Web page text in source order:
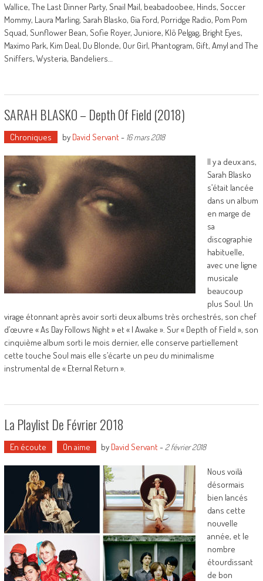
Wallice, The Last Dinner Party, Snail Mail, beabadoobee, Hinds, Soccer
Mommy, Laura Marling, Sarah Blasko, Gia Ford, Porridge Radio, Pom Pom
Squad, Sunflower Bean, Sofie Royer, Juniore, Klô Pelgag, Bright Eyes,
Maxïmo Park, Kim Deal, Du Blonde, Our Girl, Phantogram, Gift, Amyl and The
Sniffers, Wysteria, Bandeliers…
SARAH BLASKO – Depth Of Field (2018)
Chroniques by David Servant- 16 mars 2018
Il y a deux ans,
Sarah Blasko
s’était lancée
dans un album
en marge de
sa
discographie
habituelle,
avec une ligne
musicale
beaucoup
plus Soul. Un
virage étonnant après avoir sorti deux albums très orchestrés, son chef
d’œuvre « As Day Follows Night » et « I Awake ». Sur « Depth of Field », son
cinquième album sorti le mois dernier, elle conserve partiellement
cette touche Soul mais elle s’écarte un peu du minimalisme
instrumental de « Eternal Return ».
La Playlist De Février 2018
En écoute On aime by David Servant- 2 février 2018
Nous voilà
désormais
bien lancés
dans cette
nouvelle
année, et le
nombre
étourdissant
de bon